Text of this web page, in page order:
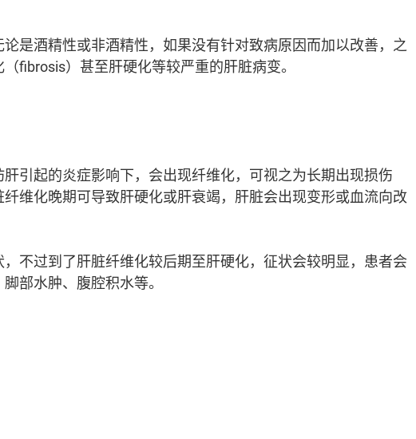
是酒精性或非酒精性，如果没有针对致病原因而加以改善，之
fibrosis）甚至肝硬化等较严重的肝脏病变。
引起的炎症影响下，会出现纤维化，可视之为长期出现损伤
维化晚期可导致肝硬化或肝衰竭，肝脏会出现变形或血流向改
不过到了肝脏纤维化较后期至肝硬化，征状会较明显，患者会
部水肿、腹腔积水等。